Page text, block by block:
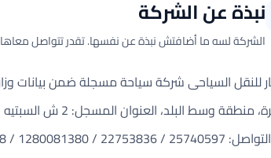
نبذة عن الشركة
الشركة لسه ما أضافتش نبذة عن نفسها. تقدر تتواصل
القاهرة،